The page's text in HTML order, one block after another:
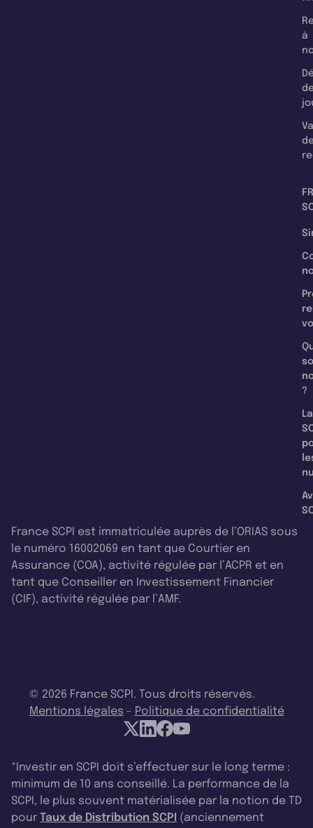
à
?
La
France SCPI est immatriculée auprès de l’ORIAS sous
le numéro 16002069 en tant que Courtier en
Assurance (COA), activité régulée par l’ACPR et en
tant que Conseiller en Investissement Financier
(CIF), activité régulée par l’AMF.
© 2026 France SCPI. Tous droits réservés.
Mentions légales - Politique de confidentialité
*Investir en SCPI doit s’effectuer sur le long terme :
minimum de 10 ans conseillé. La performance de la
SCPI, le plus souvent matérialisée par la notion de TD
pour Taux de Distribution SCPI (anciennement